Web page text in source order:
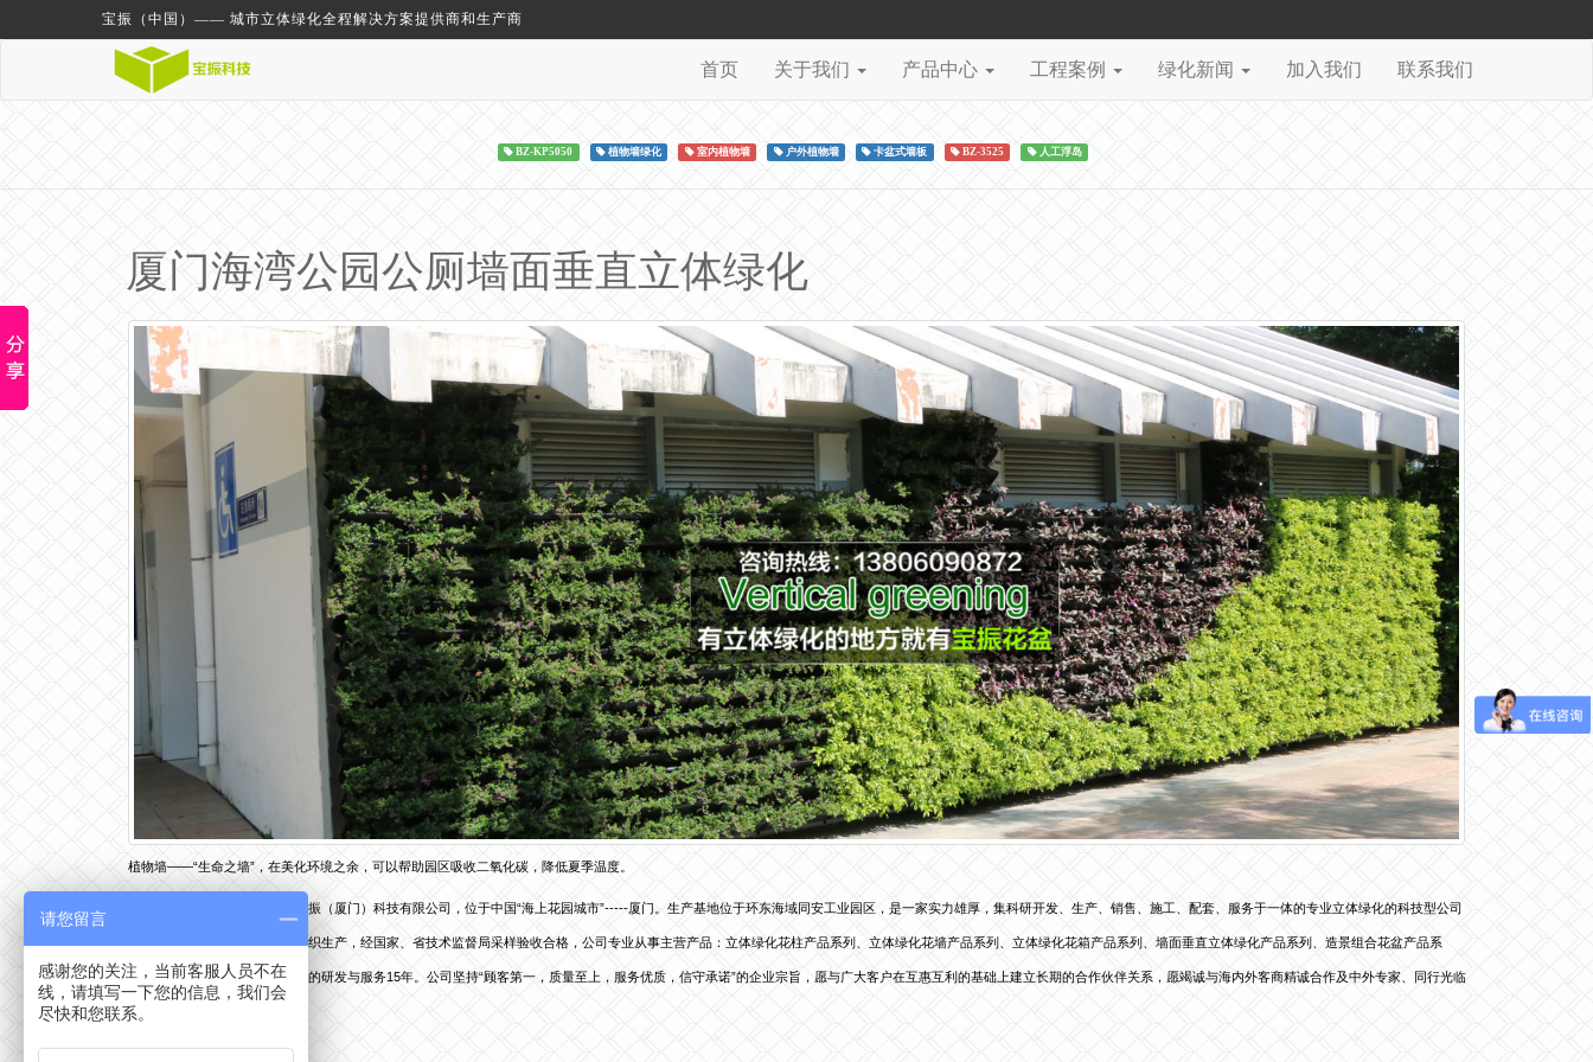
宝振（中国）—— 城市立体绿化全程解决方案提供商和生产商
首页 关于我们 产品中心 工程案例 绿化新闻 加入我们 联系我们
BZ-KP5050 植物墙绿化 室内植物墙 户外植物墙 卡盆式墙板 BZ-3525 人工浮岛
厦门海湾公园公厕墙面垂直立体绿化
植物墙——“生命之墙”，在美化环境之余，可以帮助园区吸收二氧化碳，降低夏季温度。
福建最大的立体绿化生产基地宝振（厦门）科技有限公司，位于中国“海上花园城市”-----厦门。生产基地位于环东海域同安工业园区，是一家实力雄厚，集科研开发、生产、销售、施工、配套、服务于一体的专业立体绿化的科技型公司
本公司产品全部采用国家标准组织生产，经国家、省技术监督局采样验收合格，公司专业从事主营产品：立体绿化花柱产品系列、立体绿化花墙产品系列、立体绿化花箱产品系列、墙面垂直立体绿化产品系列、造景组合花盆产品系
列、灯杆立体绿化等一系列产品的研发与服务15年。公司坚持“顾客第一，质量至上，服务优质，信守承诺”的企业宗旨，愿与广大客户在互惠互利的基础上建立长期的合作伙伴关系，愿竭诚与海内外客商精诚合作及中外专家、同行光临
指导，再共创新的辉煌!
请您留言
感谢您的关注，当前客服人员不在
线，请填写一下您的信息，我们会
尽快和您联系。